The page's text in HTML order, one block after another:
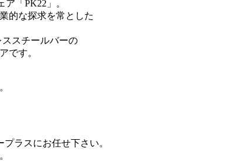
ア「PK22」。
的な探求を常とした
スチールバーの
です。
ラスにお任せ下さい。